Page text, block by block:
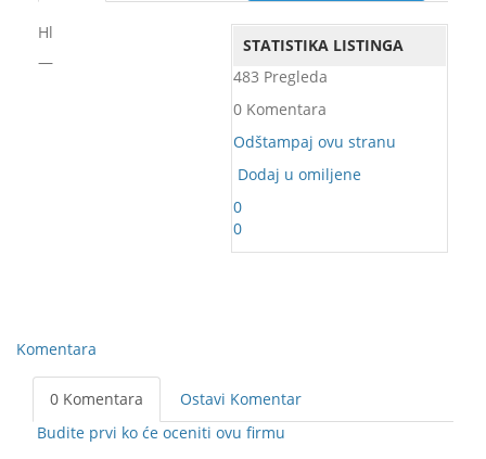
STATISTIKA LISTINGA
483 Pregleda
0 Komentara
Odštampaj ovu stranu
Dodaj u omiljene
0
0
Hl
—
Komentara
0 Komentara
Ostavi Komentar
Budite prvi ko će oceniti ovu firmu